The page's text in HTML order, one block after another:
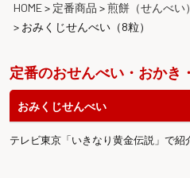
HOME 定番商品
煎餅（せんべい
おみくじせんべい（8粒）
定番のおせんべい・おかき
おみくじせんべい
テレビ東京「いきなり黄金伝説」で紹